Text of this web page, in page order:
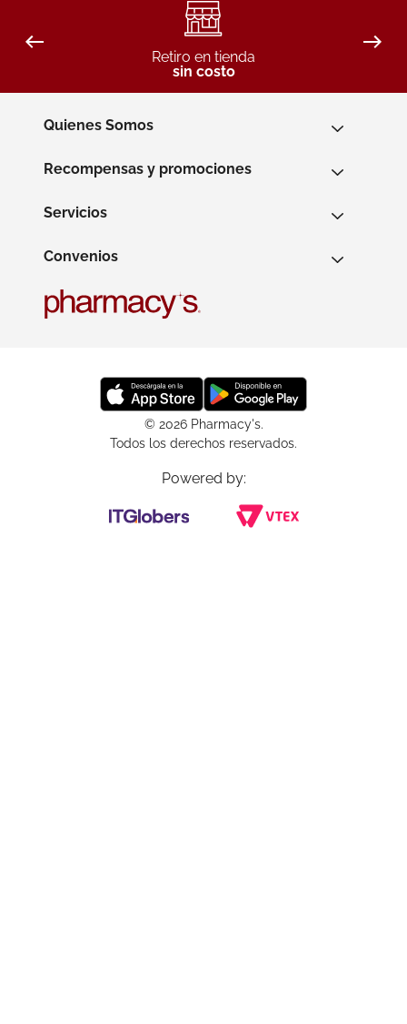
Retiro en tienda
sin costo
Quienes Somos
Recompensas y promociones
Servicios
Convenios
© 2026 Pharmacy's.
Todos los derechos reservados.
Powered by: